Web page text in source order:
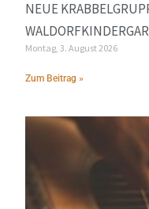
NEUE
Montag, 3. August 2026
Zum Beitrag »